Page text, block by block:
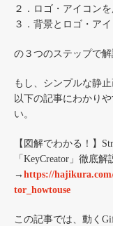
２．ロゴ・アイコン
３．背景とロゴ・ア
の３つのステップで解
もし、シンプルな静
以下の記事にわかり
い。
【図解でわかる！】
「KeyCreator」徹底解
→ https://
tor_howtouse
この記事では、動く